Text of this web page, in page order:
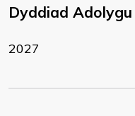
Dyddiad
2027